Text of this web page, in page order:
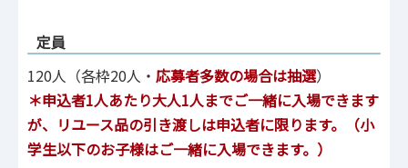
定員
120人（各枠20人・ 応募者多数の場合は抽選）
＊申込者1人あたり大人1人までご一緒に入場できます
が、リユース品の引き渡しは申込者に限ります。（小
学生以下のお子様はご一緒に入場できます。）